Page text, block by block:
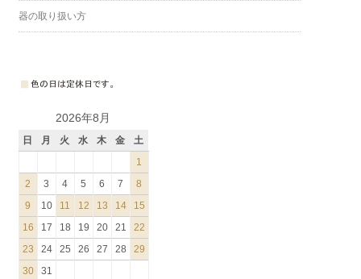
器の取り扱い方
2026年8月
日 月 火 水 木 金
土
1
2
3 4 5 6 7
8
9
10 11 12 13 14
15
16
17 18 19 20 21
22
23
24 25 26 27 28
29
30
31